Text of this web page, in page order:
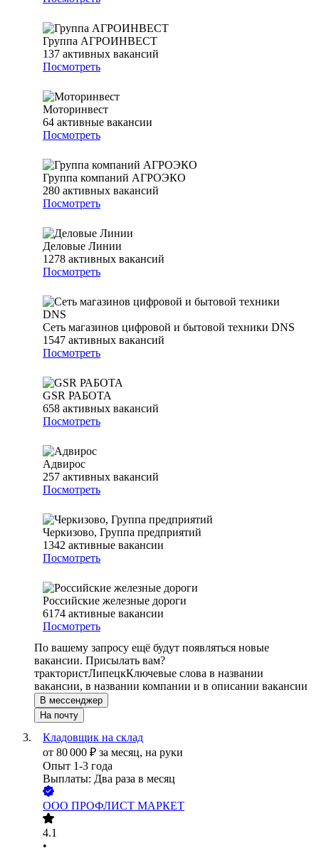
Группа АГРОИНВЕСТ
137 активных вакансий
Посмотреть
Моторинвест
64 активные вакансии
Посмотреть
Группа компаний АГРОЭКО
280 активных вакансий
Посмотреть
Деловые Линии
1278 активных вакансий
Посмотреть
Сеть магазинов цифровой и бытовой техники DNS
1547 активных вакансий
Посмотреть
GSR РАБОТА
658 активных вакансий
Посмотреть
Адвирос
257 активных вакансий
Посмотреть
Черкизово, Группа предприятий
1342 активные вакансии
Посмотреть
Российские железные дороги
6174 активные вакансии
Посмотреть
По вашему запросу ещё будут появляться новые
вакансии. Присылать вам?
трактористЛипецкКлючевые слова в названии
вакансии, в названии компании и в описании вакансии
В мессенджер
На почту
Кладовщик на склад
от 80 000 ₽ за месяц, на руки
Опыт 1-3 года
Выплаты: Два раза в месяц
ООО ПРОФЛИСТ МАРКЕТ
4.1